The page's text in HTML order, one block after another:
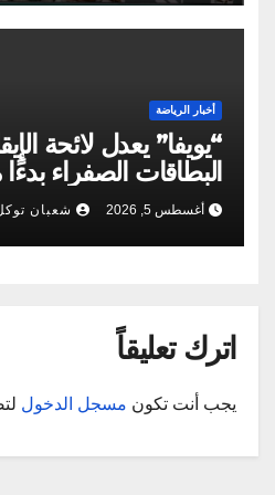
أخبار الرياضة
“يويفا” يعدل لائحة
البطاقات الصفراء
الجديد
أغسطس 5, 2026 شعبان
اترك تعليقاً
يجب أنت تكون مسجل الدخول